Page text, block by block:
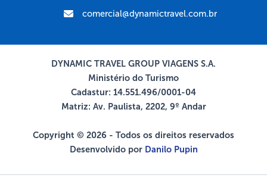
comercial@dynamictravel.com.br
DYNAMIC TRAVEL GROUP VIAGENS S.A.
Ministério do Turismo
Cadastur: 14.551.496/0001-04
Matriz: Av. Paulista, 2202, 9º Andar
Copyright © 2026 - Todos os direitos reservados
Desenvolvido por Danilo Pupin